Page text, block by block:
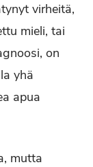
virheitä,
mieli, tai
on
yhä
apua
mutta